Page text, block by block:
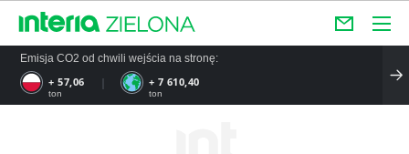
Emisja CO2 od chwili wejścia na stronę:
+ 57,06
ton
+ 7 610,40
ton